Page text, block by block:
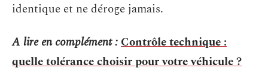
identique et ne déroge jamais.
A lire en complément :Contrôle technique :
quelle tolérance choisir pour votre véhicule ?